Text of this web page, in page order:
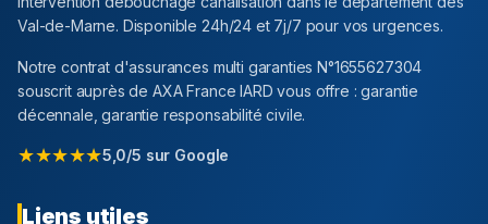
Val-de-Marne. Disponible 24h/24 et 7j/7 pour vos urgences.
Notre contrat d'assurances multi garanties N°1655627304
souscrit auprès de AXA France IARD vous offre : garantie
décennale, garantie responsabilité civile.
★★★★★5,0/5 sur Google
Liens utiles